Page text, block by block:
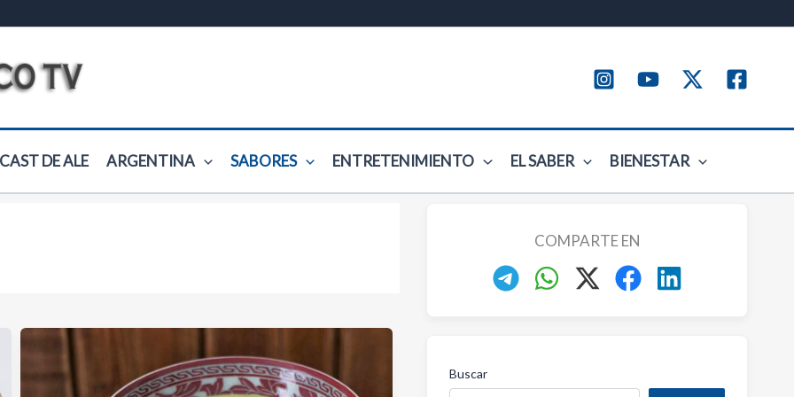
DE ALE ARGENTINA SABORES ENTRETENIMIENTO EL SABER BIENESTAR
COMPARTE EN
Buscar